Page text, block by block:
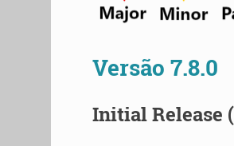
Versão 7.8.0
Initial Release